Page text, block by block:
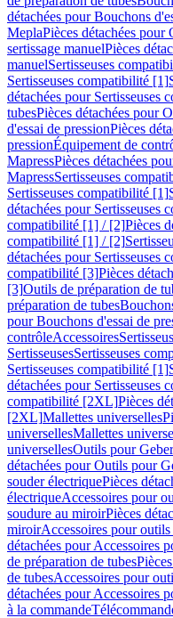
détachées pour Bouchons
MeplaPièces détachées
sertissage manuelPièces
manuelSertisseuses
Sertisseuses compatibilité [1]
détachées pour Sertisseuses
tubesPièces détachées pour
d'essai de pressionPièces
pressionÉquipement de
MapressPièces détachées
MapressSertisseuses
Sertisseuses compatibilité [1]
détachées pour Sertisseuses
compatibilité [1] / [2]Pièces
compatibilité [1] / [2]
détachées pour
compatibilité [3]Pièces
[3]Outils de préparation de
préparation de tubes
pour Bouchons d'essai de
contrôleAccessoires
SertisseusesSertisseuses
Sertisseuses compatibilité [1]
détachées pour Sertisseuses
compatibilité [2XL]Pièces
[2XL]Mallettes universelles
universellesMallettes
universellesOutils pour
détachées pour Outils pour
souder électriquePièces
électriqueAccessoires pour
soudure au miroirPièces
miroirAccessoires pour
détachées pour Accessoires
de préparation de tubes
de tubesAccessoires pour
détachées pour Accessoires
à la commande